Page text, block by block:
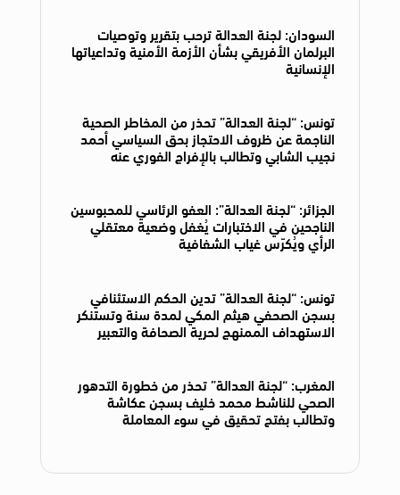
السودان: لجنة العدالة ترحب بتقرير وتوصيات
البرلمان الأفريقي بشأن الأزمة الأمنية وتداعياتها
الإنسانية
تونس: “لجنة العدالة” تحذر من المخاطر الصحية
الناجمة عن ظروف الاحتجاز بحق السياسي أحمد
نجيب الشابي وتطالب بالإفراج الفوري عنه
الجزائر: “لجنة العدالة”: العفو الرئاسي للمحبوسين
الناجحين في الاختبارات يُغفل وضعية معتقلي
الرأي ويُكرّس غياب الشفافية
تونس: “لجنة العدالة” تدين الحكم الاستئنافي
بسجن الصحفي هيثم المكي لمدة سنة وتستنكر
الاستهداف الممنهج لحرية الصحافة والتعبير
المغرب: “لجنة العدالة” تحذر من خطورة التدهور
الصحي للناشط محمد خليف بسجن عكاشة
وتطالب بفتح تحقيق في سوء المعاملة